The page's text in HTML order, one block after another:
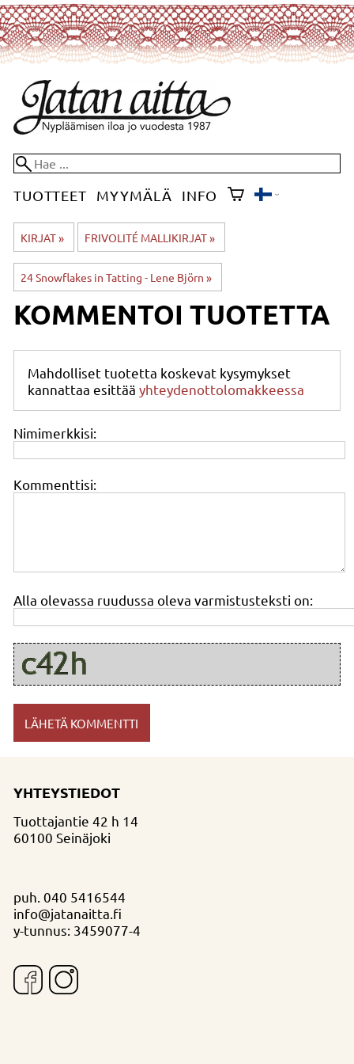
TUOTTEET MYYMÄLÄ INFO
KIRJAT‪» FRIVOLITÉ MALLIKIRJAT‪»
24 Snowflakes in Tatting - Lene Björn ‪»
KOMMENTOI TUOTETTA
Mahdolliset tuotetta koskevat kysymykset
kannattaa esittää yhteydenottolomakkeessa
Nimimerkkisi:
Kommenttisi:
Alla olevassa ruudussa oleva varmistusteksti on:
YHTEYSTIEDOT
Tuottajantie 42 h 14
60100 Seinäjoki
puh. 040 5416544
info@jatanaitta.fi
y-tunnus: 3459077-4